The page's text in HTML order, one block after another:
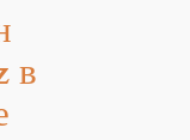
в